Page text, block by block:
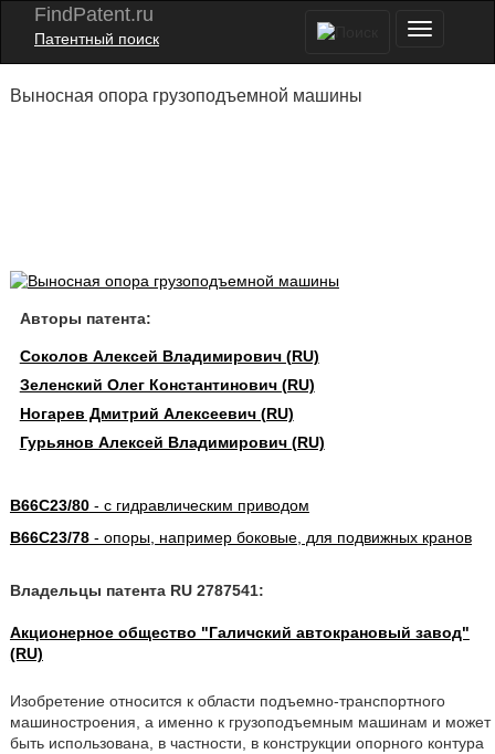
FindPatent.ru
Патентный поиск
Выносная опора грузоподъемной машины
Авторы патента:
Соколов Алексей Владимирович (RU)
Зеленский Олег Константинович (RU)
Ногарев Дмитрий Алексеевич (RU)
Гурьянов Алексей Владимирович (RU)
B66C23/80- с гидравлическим приводом
B66C23/78- опоры, например боковые, для подвижных кранов
Владельцы патента RU 2787541:
Акционерное общество "Галичский автокрановый завод"
(RU)
Изобретение относится к области подъемно-транспортного
машиностроения, а именно к грузоподъемным машинам и может
быть использована, в частности, в конструкции опорного контура